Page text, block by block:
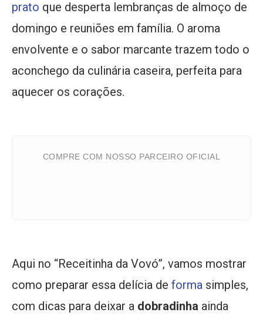
prato que desperta lembranças de almoço de
domingo e reuniões em família. O aroma
envolvente e o sabor marcante trazem todo o
aconchego da culinária caseira, perfeita para
aquecer os corações.
COMPRE COM NOSSO PARCEIRO OFICIAL
Aqui no “Receitinha da Vovó”, vamos mostrar
como preparar essa delícia de forma simples,
com dicas para deixar a dobradinha ainda